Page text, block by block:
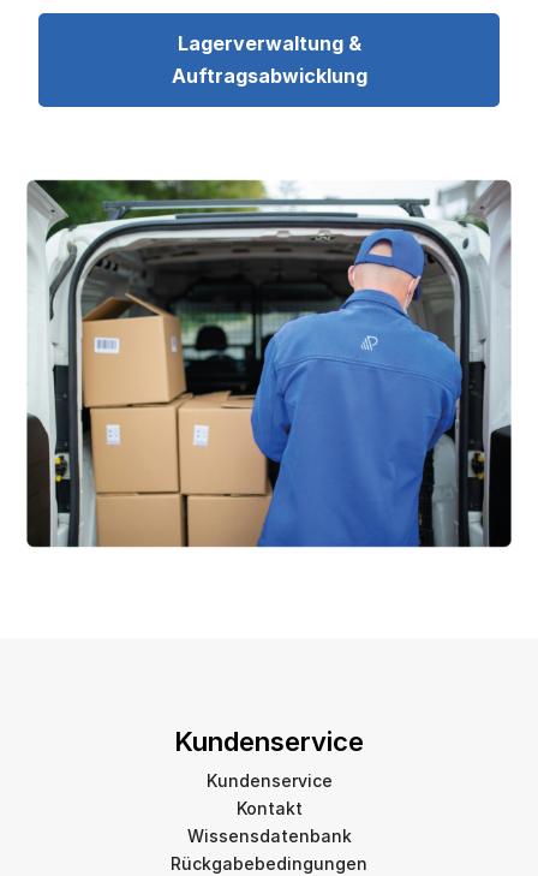
Lagerverwaltung &
Auftragsabwicklung
Kundenservice
Kundenservice
Kontakt
Wissensdatenbank
Rückgabebedingungen